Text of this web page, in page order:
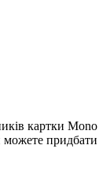
картки Mono
можете придбати